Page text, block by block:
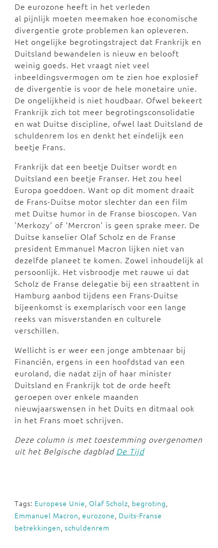
De eurozone heeft in het verleden
al pijnlijk moeten meemaken hoe economische
divergentie grote problemen kan opleveren.
Het ongelijke begrotingstraject dat Frankrijk en
Duitsland bewandelen is nieuw en belooft
weinig goeds. Het vraagt niet veel
inbeeldingsvermogen om te zien hoe explosief
de divergentie is voor de hele monetaire unie.
De ongelijkheid is niet houdbaar. Ofwel bekeert
Frankrijk zich tot meer begrotingsconsolidatie
en wat Duitse discipline, ofwel laat Duitsland de
schuldenrem los en denkt het eindelijk een
beetje Frans.
Frankrijk dat een beetje Duitser wordt en
Duitsland een beetje Franser. Het zou heel
Europa goeddoen. Want op dit moment draait
de Frans-Duitse motor slechter dan een film
met Duitse humor in de Franse bioscopen. Van
'Merkozy' of 'Mercron' is geen sprake meer. De
Duitse kanselier Olaf Scholz en de Franse
president Emmanuel Macron lijken niet van
dezelfde planeet te komen. Zowel inhoudelijk al
persoonlijk. Het visbroodje met rauwe ui dat
Scholz de Franse delegatie bij een straattent in
Hamburg aanbod tijdens een Frans-Duitse
bijeenkomst is exemplarisch voor een lange
reeks van misverstanden en culturele
verschillen.
Wellicht is er weer een jonge ambtenaar bij
Financiën, ergens in een hoofdstad van een
euroland, die nadat zijn of haar minister
Duitsland en Frankrijk tot de orde heeft
geroepen over enkele maanden
nieuwjaarswensen in het Duits en ditmaal ook
in het Frans moet schrijven.
Deze column is met toestemming overgenomen
uit het Belgische dagblad De Tijd
Tags: Europese Unie Olaf Scholz begroting
Emmanuel Macron eurozone Duits-Franse
betrekkingen schuldenrem